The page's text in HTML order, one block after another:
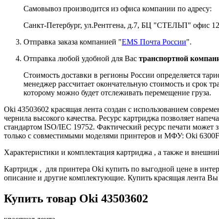
Самовывоз производится из офиса компании по адресу:
Санкт-Петербург, ул.Рентгена, д.7, БЦ "СТЕЛЬП" офис
Отправка заказа компанией "EMS Почта России".
Отправка любой удобной для Вас транспортной
Стоимость доставки в регионы России определяется
менеджер рассчитает окончательную стоимость и срок
которому можно будет отслеживать перемещение груза.
Oki 43503602 красящая лента создан с использованием
чернила высокого качества. Ресурс картриджа позволяет
стандартом ISO/IEC 19752. Фактический ресурс печати может
только с совместимыми моделями принтеров и МФУ: Oki
Характеристики и комплектация картриджа , а также и
Картридж , для принтера Oki купить по выгодной цене в
описание и другие комплектующие. Купить красящая лента
Купить товар Oki 43503602